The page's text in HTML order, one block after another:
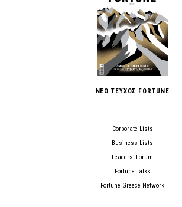
ΝΕΟ ΤΕΥΧΟΣ FORTUNE
Corporate Lists
Business Lists
Leaders’ Forum
Fortune Talks
Fortune Greece Network